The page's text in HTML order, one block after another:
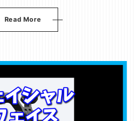
Read More